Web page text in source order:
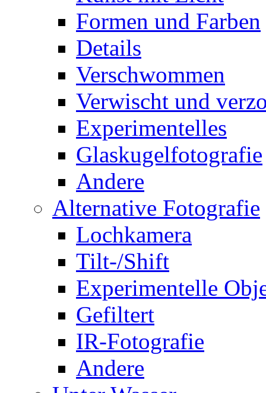
Formen und Farben
Details
Verschwommen
Verwischt und
Experimentelles
Glaskugelfotografie
Andere
Alternative Fotografie
Lochkamera
Tilt-/Shift
Experimentelle
Gefiltert
IR-Fotografie
Andere